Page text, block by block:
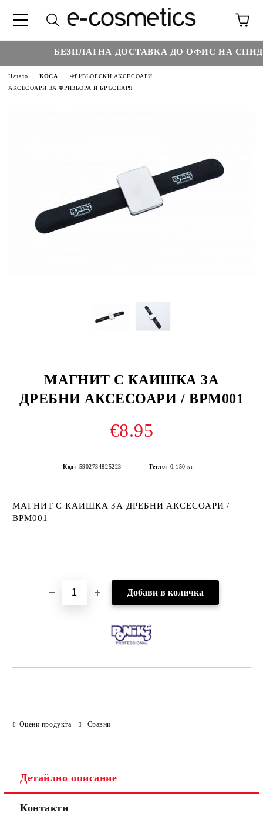
БЕЗПЛАТНА ДОСТАВКА ДО ОФИС НА
Начало КОСА
ФРИЗЬОРСКИ АКСЕСОАРИ
АКСЕСОАРИ ЗА ФРИЗЬОРА И БРЪСНАРЯ
МАГНИТ С КАИШКА ЗА
ДРЕБНИ АКСЕСОАРИ / BPM001
€8.95
Код: 5902734825223 Тегло: 0.150 кг
МАГНИТ С КАИШКА ЗА ДРЕБНИ АКСЕСОАРИ /
BPM001
Оцени продукта Сравни
Детайлно описание
Контакти